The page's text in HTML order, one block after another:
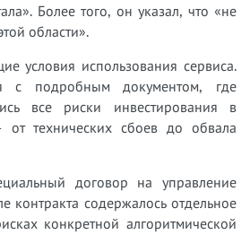
Более того, он указал, что «не
области».
условия использования сервиса.
с подробным документом, где
все риски инвестирования в
технических сбоев до обвала
договор на управление
контракта содержалось отдельное
конкретной алгоритмической